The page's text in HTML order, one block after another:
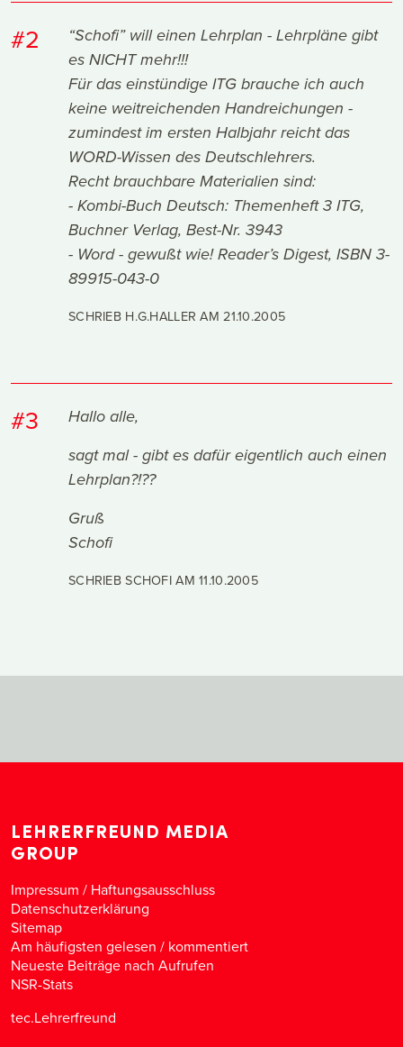
#2
“Schofi” will einen Lehrplan - Lehrpläne gibt
es NICHT mehr!!!
Für das einstündige ITG brauche ich auch
keine weitreichenden Handreichungen -
zumindest im ersten Halbjahr reicht das
WORD-Wissen des Deutschlehrers.
Recht brauchbare Materialien sind:
- Kombi-Buch Deutsch: Themenheft 3 ITG,
Buchner Verlag, Best-Nr. 3943
- Word - gewußt wie! Reader’s Digest, ISBN 3-
89915-043-0
SCHRIEB H.G.HALLER AM21.10.2005
#3
Hallo alle,
sagt mal - gibt es dafür eigentlich auch einen
Lehrplan?!??
Gruß
Schofi
SCHRIEB SCHOFI AM11.10.2005
LEHRERFREUND MEDIA
GROUP
Impressum / Haftungsausschluss
Datenschutzerklärung
Sitemap
Am häufigsten gelesen / kommentiert
Neueste Beiträge nach Aufrufen
NSR-Stats
tec.Lehrerfreund